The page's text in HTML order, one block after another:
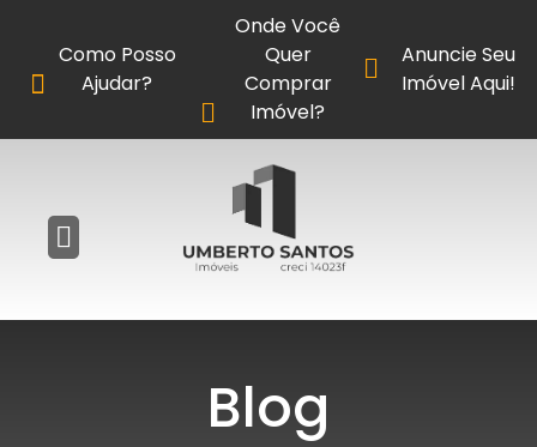
Anuncie Seu
Imóvel Aqui!
Como Posso
Ajudar?
Onde Você
Quer
Comprar
Imóvel?
Blog